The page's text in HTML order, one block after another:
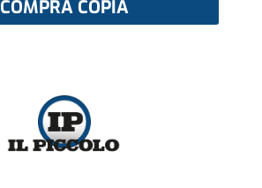
COMPRA COPIA